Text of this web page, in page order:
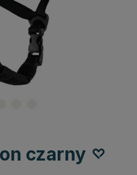
czarny